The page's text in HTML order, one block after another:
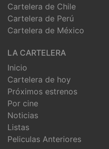
Cartelera de Chile
Cartelera de Perú
Cartelera de México
LA CARTELERA
Inicio
Cartelera de hoy
Próximos estrenos
Por cine
Noticias
Listas
Peliculas Anteriores